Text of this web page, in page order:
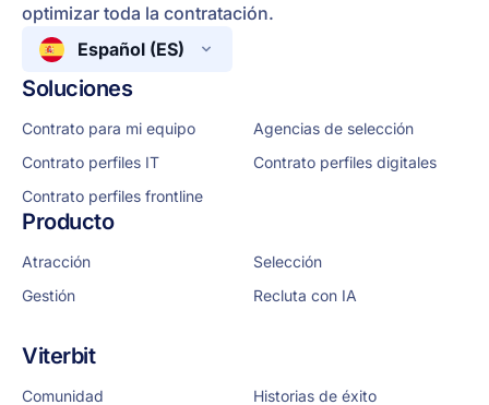
optimizar toda la contratación.
Español (ES)
Soluciones
Contrato para mi equipo
Agencias de selección
Contrato perfiles IT
Contrato perfiles digitales
Contrato perfiles frontline
Producto
Atracción
Selección
Gestión
Recluta con IA
Viterbit
Comunidad
Historias de éxito